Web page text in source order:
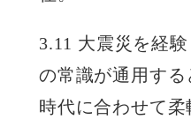
3.11 大震災を経
の常識が通用する
時代に合わせて柔